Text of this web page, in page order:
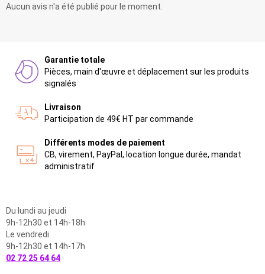
Aucun avis n'a été publié pour le moment.
Garantie totale
Pièces, main d'œuvre et déplacement sur les produits
signalés
Livraison
Participation de 49€ HT par commande
Différents modes de paiement
CB, virement, PayPal, location longue durée, mandat
administratif
Du lundi au jeudi
9h-12h30 et 14h-18h
Le vendredi
9h-12h30 et 14h-17h
02 72 25 64 64